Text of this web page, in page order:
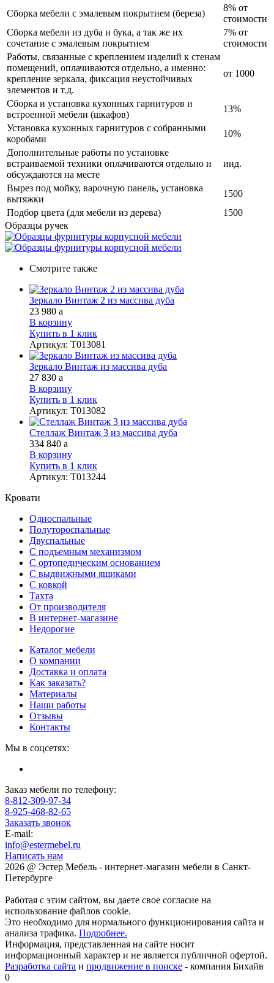
Сборка мебели с эмалевым покрытием (береза)
8% от
стоимости
Сборка мебели из дуба и бука, а так же их
сочетание с эмалевым покрытием
7% от
стоимости
Работы, связанные с креплением изделий к стенам
помещений, оплачиваются отдельно, а именно:
крепление зеркала, фиксация неустойчивых
элементов и т.д.
от 1000
Сборка и установка кухонных гарнитуров и
встроенной мебели (шкафов)
13%
Установка кухонных гарнитуров с собранными
коробами
10%
Дополнительные работы по установке
встраиваемой техники оплачиваются отдельно и
обсуждаются на месте
инд.
Вырез под мойку, варочную панель, установка
вытяжки
1500
Подбор цвета (для мебели из дерева)
1500
Образцы ручек
Смотрите также
Зеркало Винтаж 2 из массива дуба
23 980 a
В корзину
Купить в 1 клик
Артикул: Т013081
Зеркало Винтаж из массива дуба
27 830 a
В корзину
Купить в 1 клик
Артикул: Т013082
Стеллаж Винтаж 3 из массива дуба
334 840 a
В корзину
Купить в 1 клик
Артикул: Т013244
Кровати
Односпальные
Полутороспальные
Двуспальные
С подъемным механизмом
С ортопедическим основанием
С выдвижными ящиками
С ковкой
Тахта
От производителя
В интернет-магазине
Недорогие
Каталог мебели
О компании
Доставка и оплата
Как заказать?
Материалы
Наши работы
Отзывы
Контакты
Мы в соцсетях:
Заказ мебели по телефону:
8-812-309-97-34
8-925-468-82-65
Заказать звонок
E-mail:
info@estermebel.ru
Написать нам
2026 @ Эстер Мебель - интернет-магазин мебели в Санкт-
Петербурге
Работая с этим сайтом, вы даете свое согласие на
использование файлов cookie.
Это необходимо для нормального функционирования сайта и
анализа трафика. Подробнее.
Информация, представленная на сайте носит
информационный характер и не является публичной офертой.
Разработка сайта и продвижение в поиске - компания Бихайв
0